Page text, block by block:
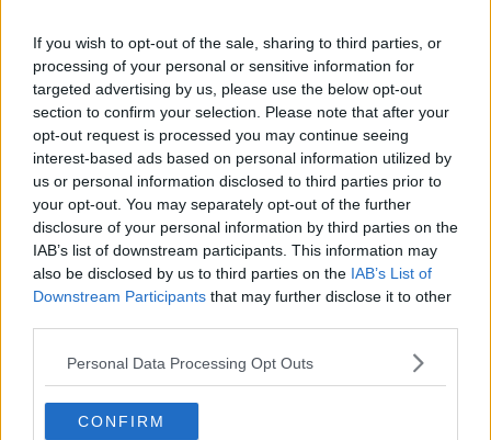
If you wish to opt-out of the sale, sharing to third parties, or
processing of your personal or sensitive information for
targeted advertising by us, please use the below opt-out
section to confirm your selection. Please note that after your
opt-out request is processed you may continue seeing
interest-based ads based on personal information utilized by
us or personal information disclosed to third parties prior to
your opt-out. You may separately opt-out of the further
disclosure of your personal information by third parties on the
IAB’s list of downstream participants. This information may
also be disclosed by us to third parties on the IAB’s List of
Downstream Participants that may further disclose it to other
Personal Data Processing Opt Outs
CONFIRM
Sorbet de mere - rețeta perfectă
pentru vară
Clătite de post cu mere și
scorțișoară
Clătite americane de post - rețetă
vegană